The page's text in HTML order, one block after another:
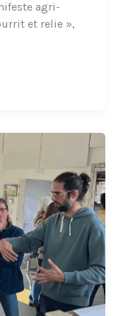
agri-
et relie »,